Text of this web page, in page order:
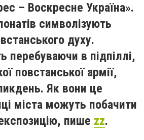
– Воскресне Україна».
символізують
духу.
перебуваючи в підпіллі,
повстанської армії,
Як вони це
міста можуть побачити
пише zz.